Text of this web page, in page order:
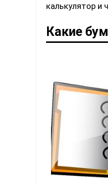
калькулятор и
Какие